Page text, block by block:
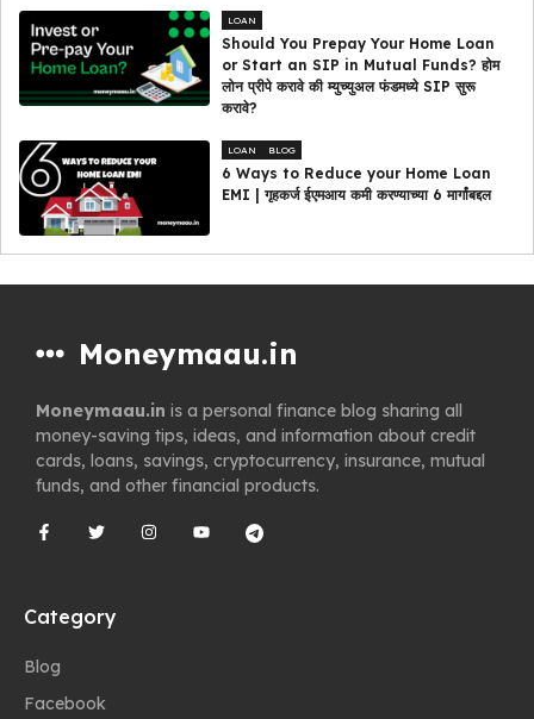
LOAN
Should You Prepay Your Home Loan
or Start an SIP in Mutual Funds? होम
लोन प्रीपे करावे की म्युच्युअल फंडमध्ये SIP सुरू
करावे?
LOAN BLOG
6 Ways to Reduce your Home Loan
EMI | गृहकर्ज ईएमआय कमी करण्याच्या 6 मार्गांबद्दल
Moneymaau.in
Moneymaau.in is a personal finance blog sharing all
money-saving tips, ideas, and information about credit
cards, loans, savings, cryptocurrency, insurance, mutual
funds, and other financial products.
Category
Blog
Facebook